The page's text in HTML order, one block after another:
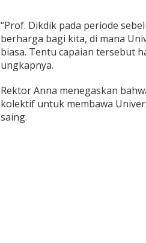
“Prof. Dikdik pada periode
berharga bagi kita, di mana
biasa. Tentu capaian tersebut
ungkapnya.
Rektor Anna menegaskan
kolektif untuk membawa
saing.